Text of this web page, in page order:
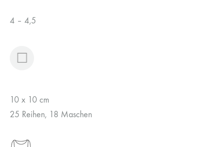
4 – 4,5
10 x 10 cm
25 Reihen, 18 Maschen